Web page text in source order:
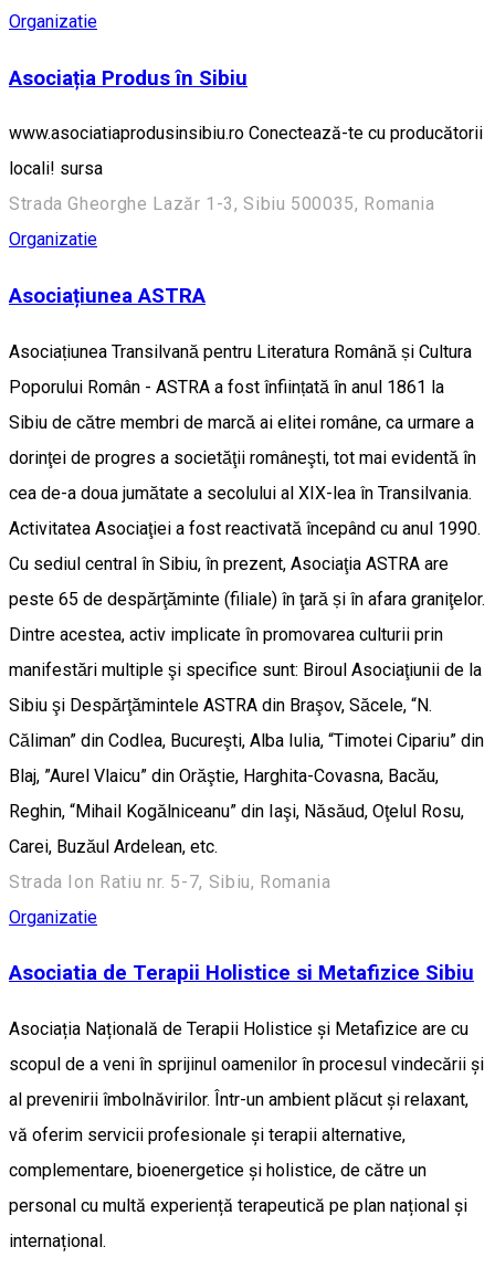
Organizatie
Asociația Produs în Sibiu
www.asociatiaprodusinsibiu.ro Conectează-te cu producătorii
locali! sursa
Strada Gheorghe Lazăr 1-3, Sibiu 500035, Romania
Organizatie
Asociațiunea ASTRA
Asociațiunea Transilvană pentru Literatura Română și Cultura
Poporului Român - ASTRA a fost înființată în anul 1861 la
Sibiu de către membri de marcă ai elitei române, ca urmare a
dorinţei de progres a societăţii româneşti, tot mai evidentă în
cea de-a doua jumătate a secolului al XIX-lea în Transilvania.
Activitatea Asociaţiei a fost reactivată începând cu anul 1990.
Cu sediul central în Sibiu, în prezent, Asociaţia ASTRA are
peste 65 de despărţăminte (filiale) în ţară și în afara graniţelor.
Dintre acestea, activ implicate în promovarea culturii prin
manifestări multiple şi specifice sunt: Biroul Asociaţiunii de la
Sibiu şi Despărţămintele ASTRA din Braşov, Săcele, “N.
Căliman” din Codlea, Bucureşti, Alba Iulia, “Timotei Cipariu” din
Blaj, ”Aurel Vlaicu” din Orăştie, Harghita-Covasna, Bacău,
Reghin, “Mihail Kogălniceanu” din Iaşi, Năsăud, Oţelul Rosu,
Carei, Buzăul Ardelean, etc.
Strada Ion Ratiu nr. 5-7, Sibiu, Romania
Organizatie
Asociatia de Terapii Holistice si Metafizice Sibiu
Asociația Națională de Terapii Holistice și Metafizice are cu
scopul de a veni în sprijinul oamenilor în procesul vindecării și
al prevenirii îmbolnăvirilor. Într-un ambient plăcut și relaxant,
vă oferim servicii profesionale și terapii alternative,
complementare, bioenergetice și holistice, de către un
personal cu multă experiență terapeutică pe plan național și
internațional.